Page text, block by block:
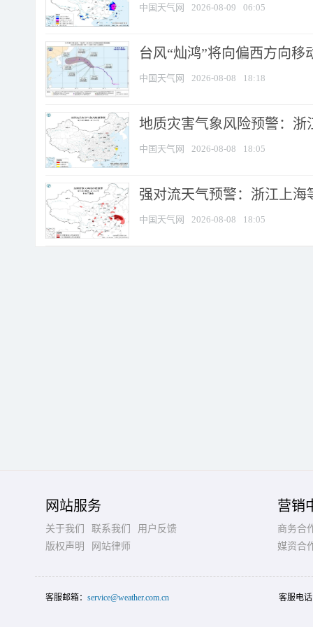
中国天气网 2026-08-09 06:05
台风“灿鸿”将向偏西方向移
中国天气网 2026-08-08 18:18
地质灾害气象风险预警：
中国天气网 2026-08-08 18:05
强对流天气预警：浙江上海
中国天气网 2026-08-08 18:05
网站服务
关于我们 联系我们
用户反馈
版权声明
网站律师
营销
商务合
媒资合
客服邮箱： service@weather.com.cn 客服电